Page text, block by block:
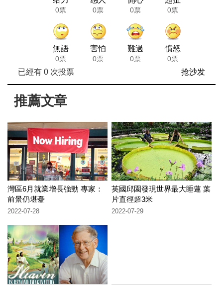
0票 0票 0票 0票
無語
0票
害怕
0票
難過
0票
憤怒
0票
已經有 0次投票 抢沙发
推薦文章
灣區6月就業增長強勁 專家：
前景仍堪憂
2022-07-28
英國邱園發現世界最大睡蓮 葉
片直徑超3米
2022-07-29